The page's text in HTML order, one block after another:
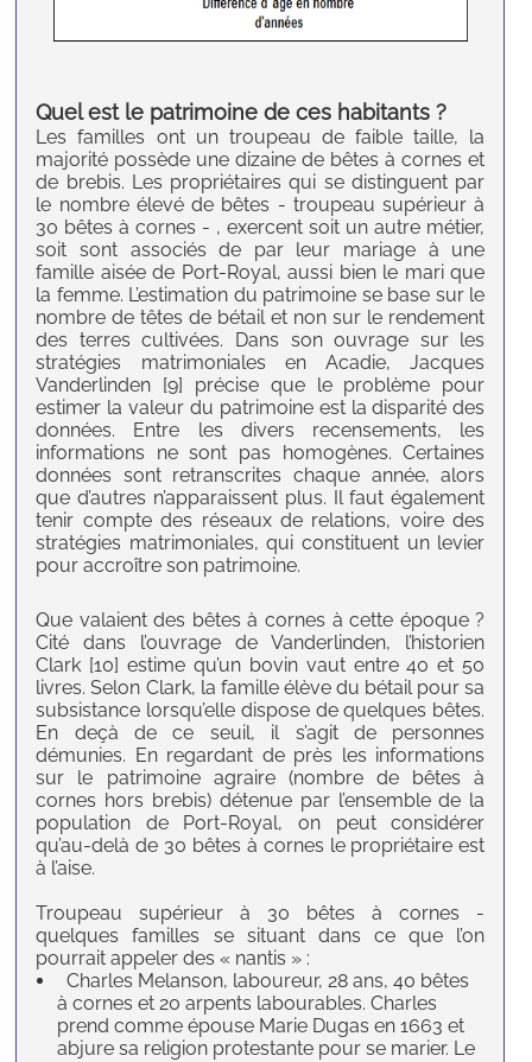
Quel est le patrimoine de ces habitants ?
Les familles ont un troupeau de faible taille, la
majorité possède une dizaine de bêtes à cornes et
de brebis. Les propriétaires qui se distinguent par
le nombre élevé de bêtes - troupeau supérieur à
30 bêtes à cornes - , exercent soit un autre métier,
soit sont associés de par leur mariage à une
famille aisée de Port-Royal, aussi bien le mari que
la femme. L’estimation du patrimoine se base sur le
nombre de têtes de bétail et non sur le rendement
des terres cultivées. Dans son ouvrage sur les
stratégies matrimoniales en Acadie, Jacques
Vanderlinden [9] précise que le problème pour
estimer la valeur du patrimoine est la disparité des
données. Entre les divers recensements, les
informations ne sont pas homogènes. Certaines
données sont retranscrites chaque année, alors
que d’autres n’apparaissent plus. Il faut également
tenir compte des réseaux de relations, voire des
stratégies matrimoniales, qui constituent un levier
pour accroître son patrimoine.
Que valaient des bêtes à cornes à cette époque ?
Cité dans l’ouvrage de Vanderlinden, l’historien
Clark [10] estime qu’un bovin vaut entre 40 et 50
livres. Selon Clark, la famille élève du bétail pour sa
subsistance lorsqu’elle dispose de quelques bêtes.
En deçà de ce seuil, il s’agit de personnes
démunies. En regardant de près les informations
sur le patrimoine agraire (nombre de bêtes à
cornes hors brebis) détenue par l’ensemble de la
population de Port-Royal, on peut considérer
qu’au-delà de 30 bêtes à cornes le propriétaire est
à l’aise.
Troupeau supérieur à 30 bêtes à cornes -
quelques familles se situant dans ce que l’on
pourrait appeler des « nantis » :
Charles Melanson, laboureur, 28 ans, 40 bêtes
à cornes et 20 arpents labourables. Charles
prend comme épouse Marie Dugas en 1663 et
abjure sa religion protestante pour se marier. Le